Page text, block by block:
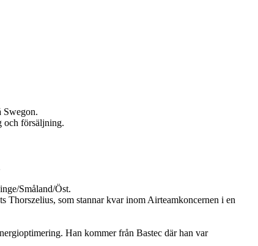
Swegon.
och försäljning.
Småland/Öst.
Thorszelius, som stannar kvar inom Airteamkoncernen i en
Han kommer från Bastec där han var